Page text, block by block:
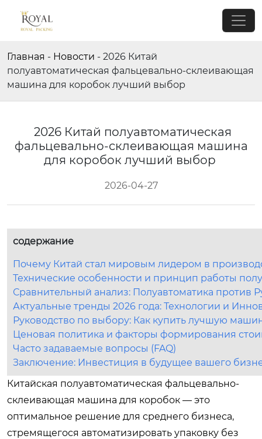
Главная - Новости - 2026 Китай
полуавтоматическая фальцевально-склеивающая
машина для коробок лучший выбор
2026 Китай полуавтоматическая
фальцевально-склеивающая машина
для коробок лучший выбор
2026-04-27
содержание
Почему Китай стал мировым лидером в
Технические особенности и принцип работы
Сравнительный анализ: Полуавтоматика против
Актуальные тренды 2026 года: Технологии и
Руководство по выбору: Как купить лучшую
Ценовая политика и факторы формирования
Часто задаваемые вопросы (FAQ)
Заключение: Инвестиция в будущее вашего
Китайская полуавтоматическая фальцевально-
склеивающая машина для коробок — это
оптимальное решение для среднего бизнеса,
стремящегося автоматизировать упаковку без